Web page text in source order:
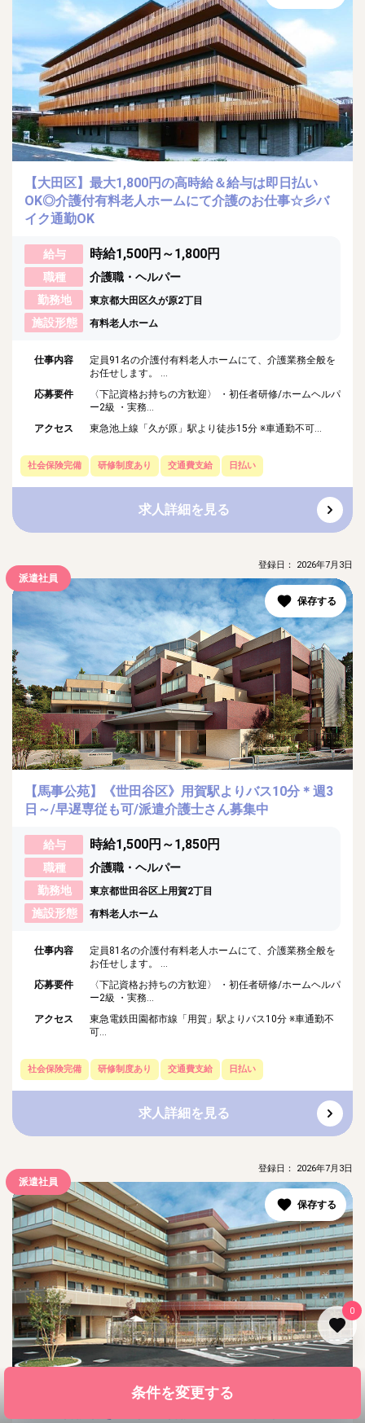
【大田区】最大1,800円の高時給＆給与は即日払い
OK◎介護付有料老人ホームにて介護のお仕事☆彡バ
イク通勤OK
給与 時給1,500円～1,800円
職種
介護職・ヘルパー
勤務地
東京都大田区久が原2丁目
施設形態 有料老人ホーム
仕事内容
定員91名の介護付有料老人ホームにて、介護業務全般を
お任せします。 ...
応募要件
〈下記資格お持ちの方歓迎〉 ・初任者研修/ホームヘルパ
ー2級 ・実務...
アクセス
東急池上線「久が原」駅より徒歩15分 ※車通勤不可...
社会保険完備 研修制度あり 交通費支給 日払い
求人詳細を見る
派遣社員
登録日： 2026年7月3日
【馬事公苑】《世田谷区》用賀駅よりバス10分＊週3
日～/早遅専従も可/派遣介護士さん募集中
給与 時給1,500円～1,850円
職種
介護職・ヘルパー
勤務地
東京都世田谷区上用賀2丁目
施設形態 有料老人ホーム
仕事内容
定員81名の介護付有料老人ホームにて、介護業務全般を
お任せします。 ...
応募要件
〈下記資格お持ちの方歓迎〉 ・初任者研修/ホームヘルパ
ー2級 ・実務...
アクセス
東急電鉄田園都市線「用賀」駅よりバス10分 ※車通勤不
可...
社会保険完備 研修制度あり 交通費支給 日払い
求人詳細を見る
派遣社員
登録日： 2026年7月3日
【川口市】≪派遣/介護士≫早番＆遅番勤務可能な方
条件を変更する
0